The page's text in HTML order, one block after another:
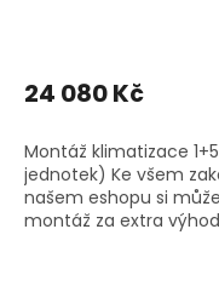
24 080 Kč
Montáž klimatizace
jednotek) Ke všem
našem eshopu si
montáž za extra